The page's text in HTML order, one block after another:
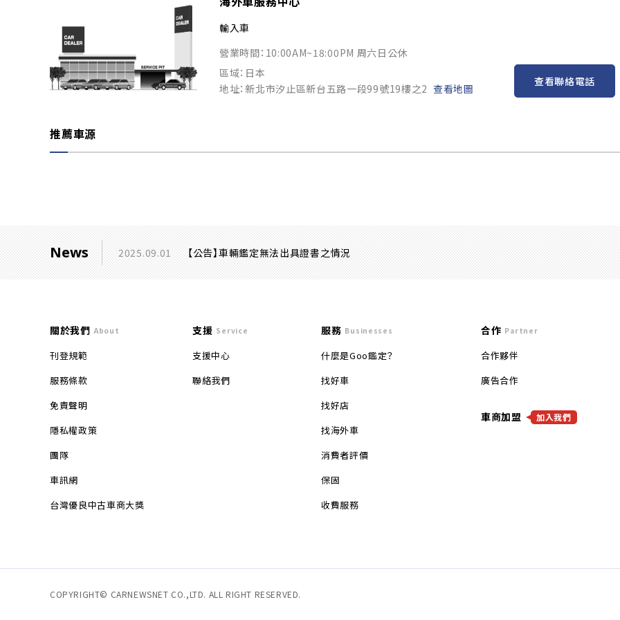
輸入車
營業時間：10:00AM~18:00PM 周六日公休
區域：日本
地址：新北市汐止區新台五路一段99號19樓之2 查看地圖
查看聯絡電話
推薦車源
News 2025.09.01 【公告】車輛鑑定無法出具證書之情況
關於我們 About
刊登規範
服務條款
免責聲明
隱私權政策
團隊
車訊網
台灣優良中古車商大獎
支援 Service
支援中心
聯絡我們
服務 Businesses
什麼是Goo鑑定？
找好車
找好店
找海外車
消費者評價
保固
收費服務
合作 Partner
合作夥伴
廣告合作
車商加盟 加入我們
COPYRIGHT© CARNEWSNET CO.,LTD. ALL RIGHT RESERVED.